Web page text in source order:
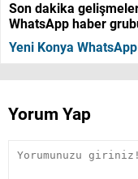
Son dakika
WhatsApp haber
Yeni Konya WhatsApp
Yorum Yap